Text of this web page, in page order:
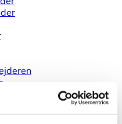
på virksomheden